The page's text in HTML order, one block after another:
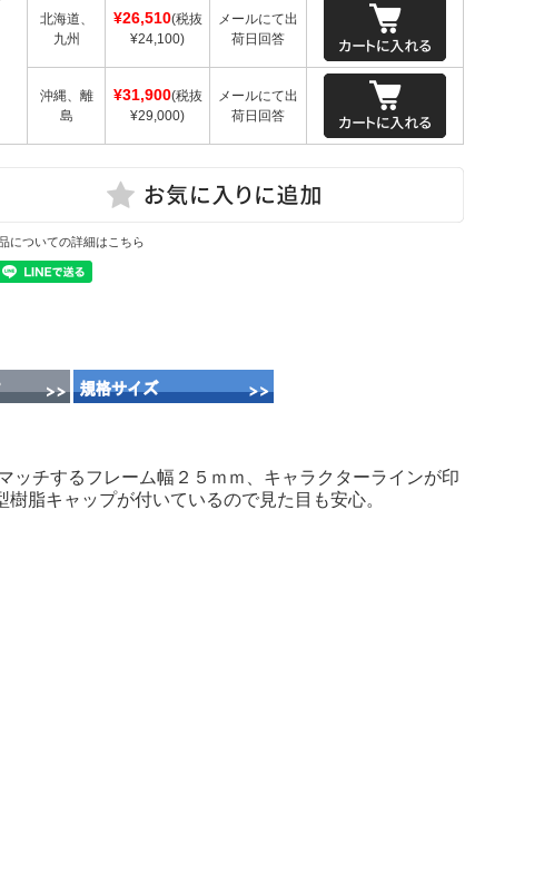
北海道、
九州
¥26,510(税抜
¥24,100)
メールにて出
荷日回答
沖縄、離
島
¥31,900(税抜
¥29,000)
メールにて出
荷日回答
についての詳細はこちら
ッチするフレーム幅２５ｍｍ、キャラクターラインが印
脂キャップが付いているので見た目も安心。